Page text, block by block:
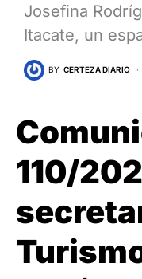
Josefina
Itacate, un
BY CERTEZA DIARIO
110/